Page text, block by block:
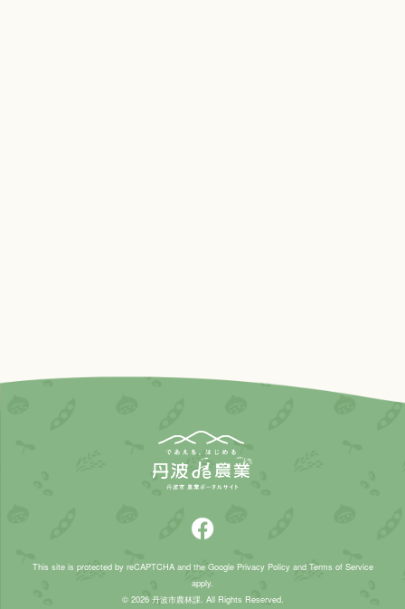
This site is protected by reCAPTCHA and the Google Privacy Policyand Terms of Service
apply.
© 2026 丹波市農林課. All Rights Reserved.